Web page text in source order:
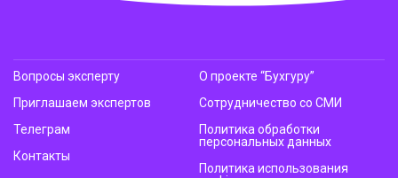
Вопросы эксперту
Приглашаем экспертов
Телеграм
Контакты
О проекте “Бухгуру”
Сотрудничество со СМИ
Политика обработки
персональных данных
Политика использования